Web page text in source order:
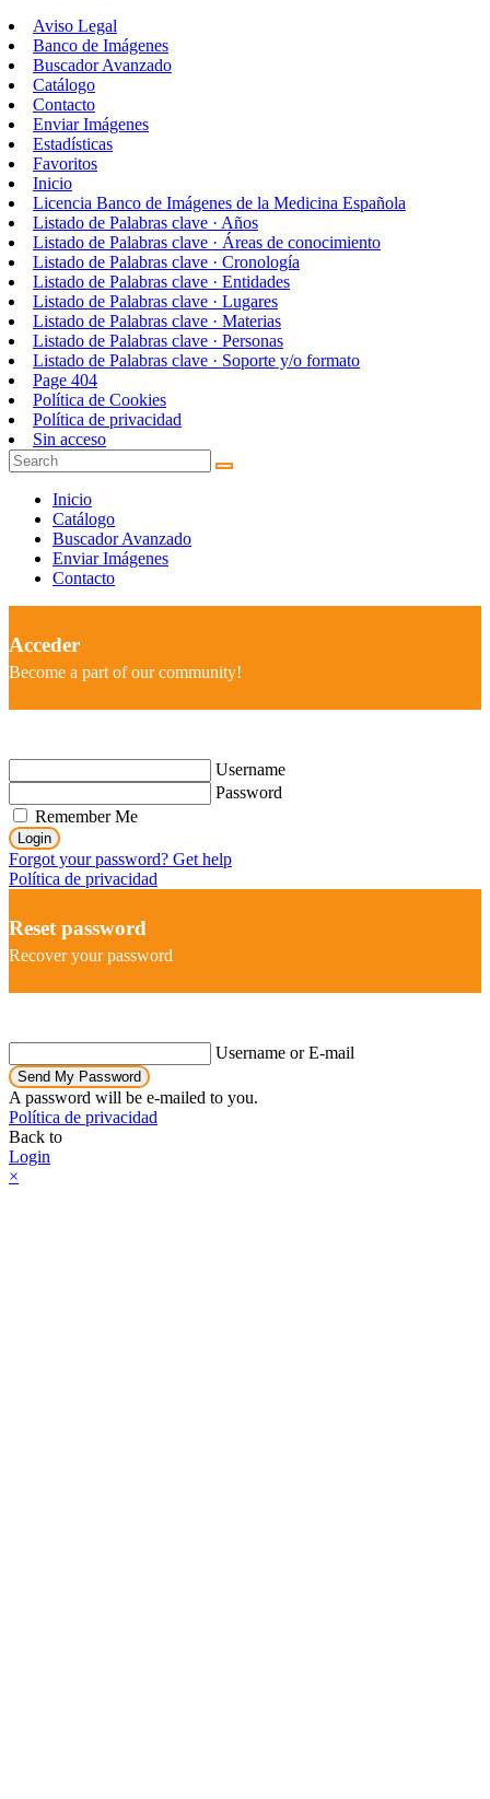
Aviso Legal
Banco de Imágenes
Buscador Avanzado
Catálogo
Contacto
Enviar Imágenes
Estadísticas
Favoritos
Inicio
Licencia Banco de Imágenes de la Medicina Española
Listado de Palabras clave · Años
Listado de Palabras clave · Áreas de conocimiento
Listado de Palabras clave · Cronología
Listado de Palabras clave · Entidades
Listado de Palabras clave · Lugares
Listado de Palabras clave · Materias
Listado de Palabras clave · Personas
Listado de Palabras clave · Soporte y/o formato
Page 404
Política de Cookies
Política de privacidad
Sin acceso
Inicio
Catálogo
Buscador Avanzado
Enviar Imágenes
Contacto
Acceder
Become a part of our community!
Username
Password
Remember Me
Login
Forgot your password? Get help
Política de privacidad
Reset password
Recover your password
Username or E-mail
Send My Password
A password will be e-mailed to you.
Política de privacidad
Back to
Login
×